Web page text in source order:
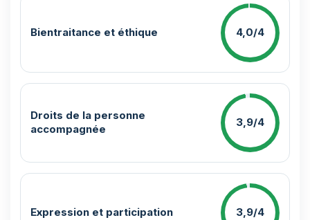
Bientraitance et éthique 4,0/4
Droits de la personne
accompagnée
3,9/4
Expression et participation 3,9/4